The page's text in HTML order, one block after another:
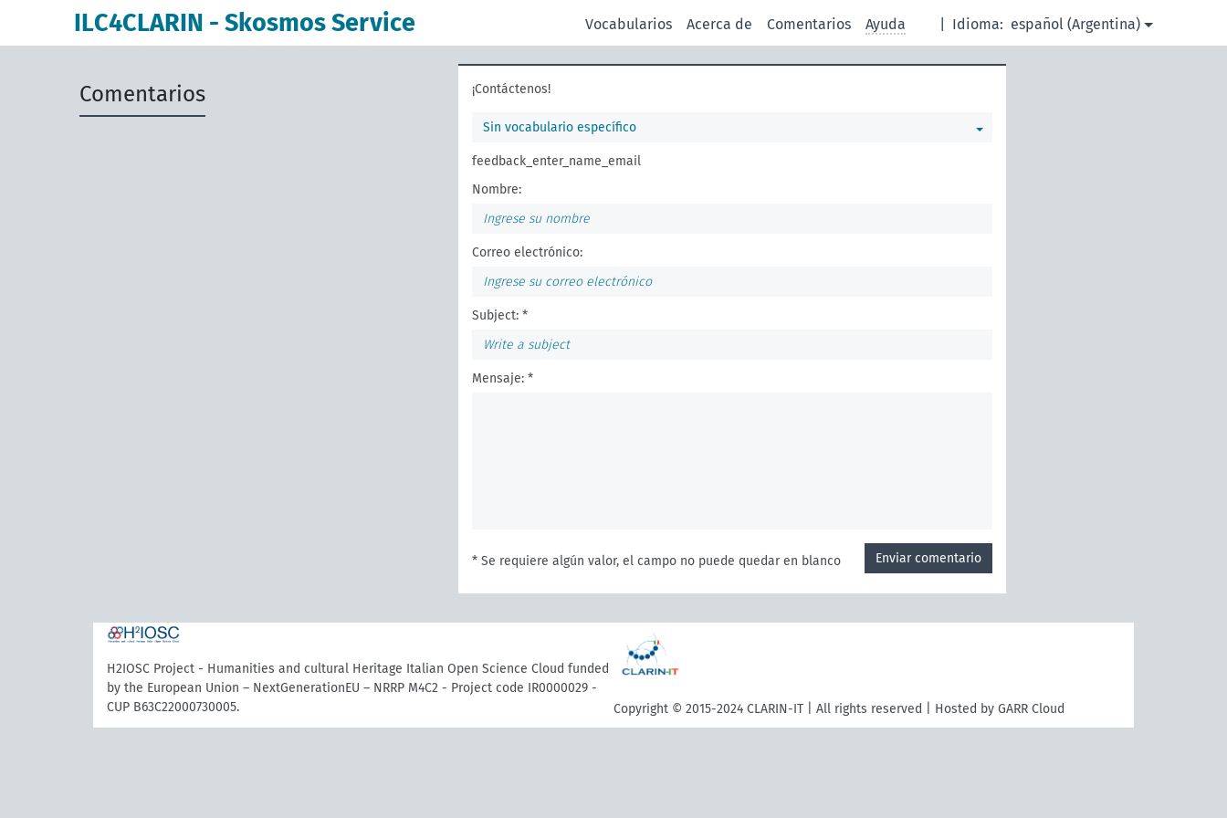
ILC4CLARIN - Skosmos Service Idioma: español (Argentina)
Vocabularios Acerca de Comentarios Ayuda
Comentarios ¡Contáctenos!
Sin vocabulario específico
feedback_enter_name_email
Nombre:
Correo electrónico:
Subject: *
Mensaje: *
Enviar comentario
* Se requiere algún valor, el campo no puede quedar en blanco
H2IOSC Project - Humanities and cultural Heritage Italian Open Science Cloud funded
by the European Union – NextGenerationEU – NRRP M4C2 - Project code IR0000029 -
CUP B63C22000730005.
Copyright © 2015-2024 CLARIN-IT | All rights reserved | Hosted by GARR Cloud